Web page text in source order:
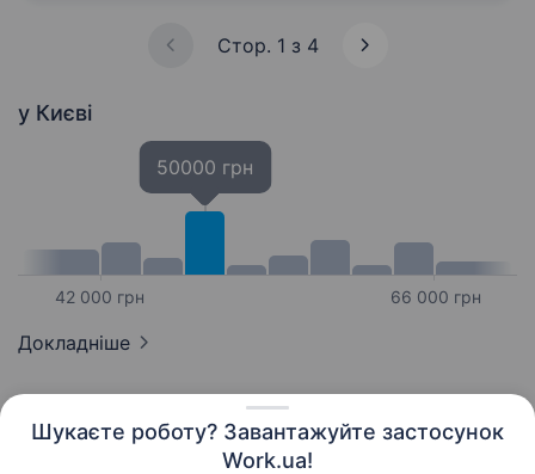
Шукаєте роботу? Завантажуйте застосунок
Work.ua!
Стор. 1 з 4
у Києві
42 000 грн
50000 грн
66 000 грн
Докладніше